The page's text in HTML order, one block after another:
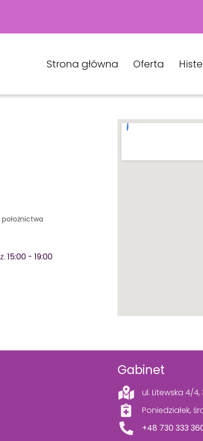
Strona główna Oferta
15:00 - 19:00
Gabinet
ul. Litewska 4/
Poniedziałek,
+48 730 333